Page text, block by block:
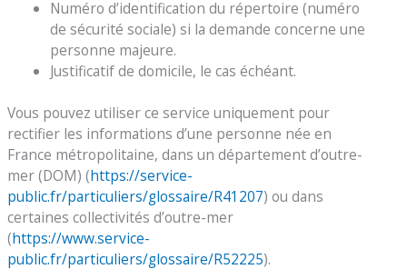
Numéro d’identification du répertoire (numéro
de sécurité sociale) si la demande concerne une
personne majeure.
Justificatif de domicile, le cas échéant.
Vous pouvez utiliser ce service uniquement pour
rectifier les informations d’une personne née en
France métropolitaine, dans un département d’outre-
mer (DOM) (https://service-
public.fr/particuliers/glossaire/R41207) ou dans
certaines collectivités d’outre-mer
(https://www.service-
public.fr/particuliers/glossaire/R52225).